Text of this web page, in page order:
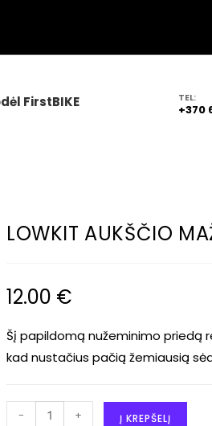
FirstBIKE TEL:
+370
LOWKIT AUKŠČIO
12.00 €
Šį papildomą nužeminimo priedą
kad nustačius pačią žemiausią
- + Į KREPŠELĮ